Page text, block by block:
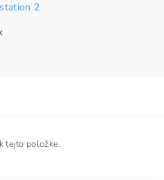
2
tejto položke.